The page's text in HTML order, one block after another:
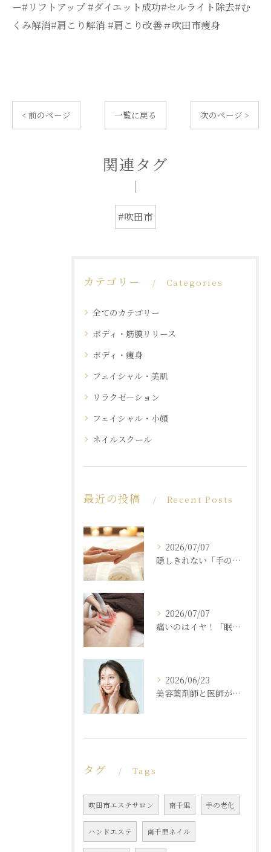
ー#リフトアップ #ダイエット成功#セルライト除去#む
くみ解消#肩こり解消 #肩こり改善＃吹田市痩身
< 前のページ 一覧に戻る 次のページ >
関連タグ
#吹田市
カテゴリー Categories
全てのカテゴリー
ボディ・筋膜リリース
ボディ・痩身
フェイシャル・美肌
リラクゼーション
フェイシャル・小顔
ネイルスクール
最近の投稿 Recent Posts
2026/07/07
隠しきれない「手の老化」を根本ケア！ふっくら若々しい手肌を取り戻す本格ハンドエステ
2026/07/07
痛いのはイヤ！「眠れるほど気持ちいいのに結果が出る」痩身エステの秘密
2026/06/23
美容薬剤師と医師が共同開発した商材と「真皮層フェイシャル」で内側からもっちり潤う素肌へ
タグ Tags
吹田市エステサロン 南千里 手の老化
ハンドエステ 南千里ネイル